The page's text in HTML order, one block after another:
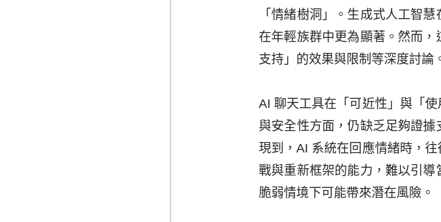
「情緒樹洞」。生成式人工智
在年輕族群中更為顯著。然而
支持」的效果與限制等深度討論
AI 聊天工具在「可近性」與「
與安全性方面，仍缺乏足夠證
現到，AI 系統在回應情緒時，
戰與重新框架的能力，難以引
脆弱情境下可能帶來潛在風險。